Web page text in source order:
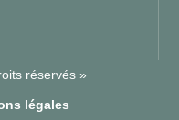
réservés »
légales